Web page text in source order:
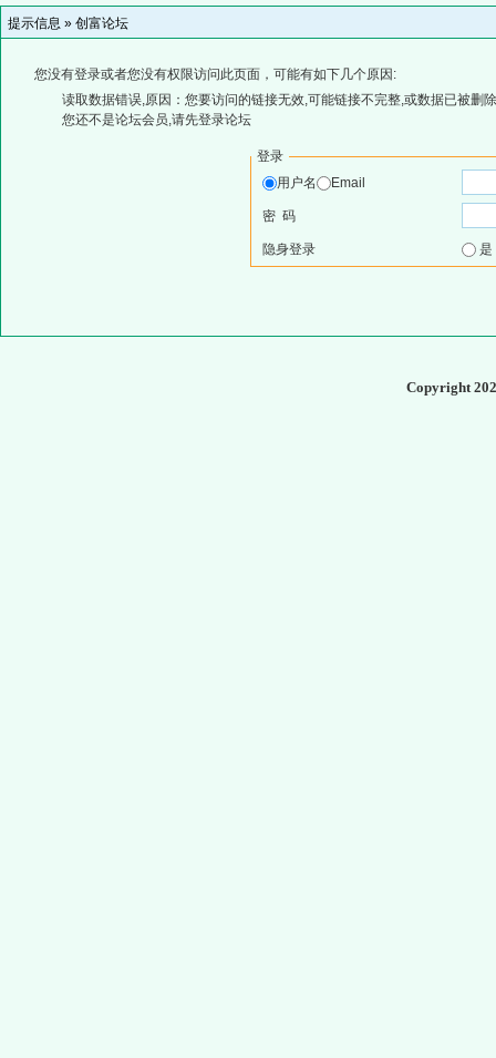
提示信息 » 创富论坛
您没有登录或者您没有权限访问此页面，可能有如下几个原因:
读取数据错误,原因：您要访问的链接无效,可能链接不完整,或数据已被删
您还不是论坛会员,请先登录论坛
登录
用户名
Email
密 码
隐身登录
Copyright